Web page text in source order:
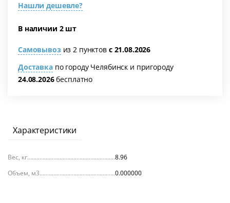
Нашли дешевле?
В наличии 2 шт
Самовывоз из 2 пунктов с 21.08.2026
Доставкапо городу Челябинск и пригороду
24.08.2026бесплатно
Характеристики
Вес, кг
8.96
Объем, м3
0.000000